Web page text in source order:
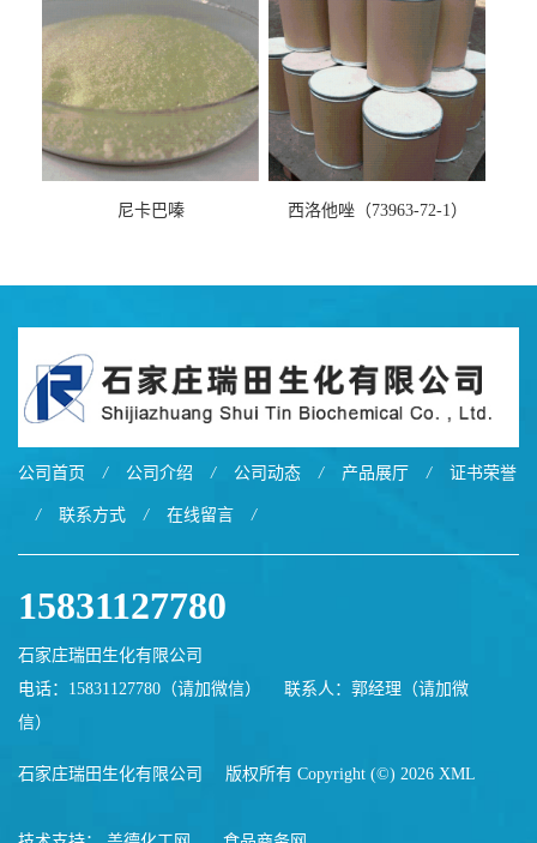
尼卡巴嗪 西洛他唑（73963-72-1）
公司首页 / 公司介绍 / 公司动态 / 产品展厅 / 证书荣誉
/ 联系方式 / 在线留言 /
15831127780
石家庄瑞田生化有限公司
电话：15831127780（请加微信）
联系人：郭经理（请加微
信）
石家庄瑞田生化有限公司 版权所有 Copyright (©) 2026 XML